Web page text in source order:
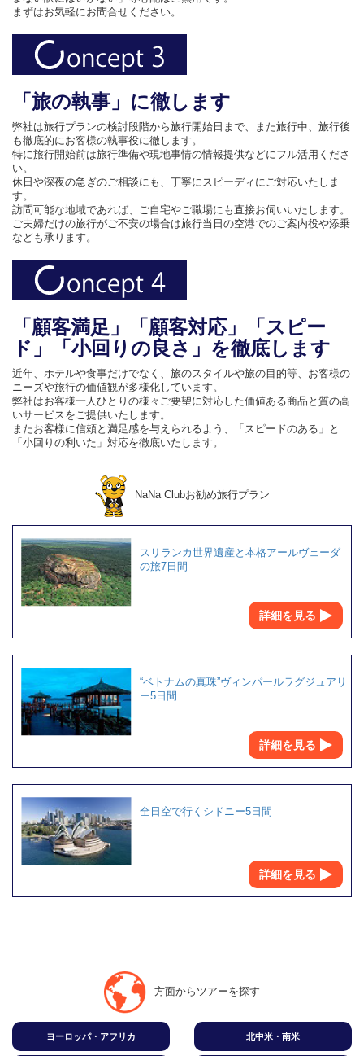
まずはお気軽にお問合せください。
「旅の執事」に徹します
弊社は旅行プランの検討段階から旅行開始日まで、また旅行中、旅行後
も徹底的にお客様の執事役に徹します。
特に旅行開始前は旅行準備や現地事情の情報提供などにフル活用くださ
い。
休日や深夜の急ぎのご相談にも、丁寧にスピーディにご対応いたしま
す。
訪問可能な地域であれば、ご自宅やご職場にも直接お伺いいたします。
ご夫婦だけの旅行がご不安の場合は旅行当日の空港でのご案内役や添乗
なども承ります。
「顧客満足」「顧客対応」「スピー
ド」「小回りの良さ」を徹底します
近年、ホテルや食事だけでなく、旅のスタイルや旅の目的等、お客様の
ニーズや旅行の価値観が多様化しています。
弊社はお客様一人ひとりの様々ご要望に対応した価値ある商品と質の高
いサービスをご提供いたします。
またお客様に信頼と満足感を与えられるよう、「スピードのある」と
「小回りの利いた」対応を徹底いたします。
NaNa Clubお勧め旅行プラン
スリランカ世界遺産と本格アールヴェーダ
の旅7日間
詳細を見る
“ベトナムの真珠”ヴィンパールラグジュアリ
ー5日間
詳細を見る
全日空で行くシドニー5日間
詳細を見る
方面からツアーを探す
ヨーロッパ・アフリカ 北中米・南米